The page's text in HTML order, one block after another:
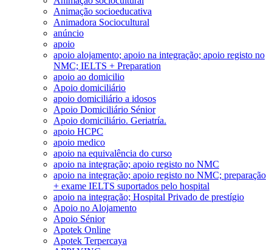
Animação socioeducativa
Animadora Sociocultural
anúncio
apoio
apoio alojamento; apoio na integração; apoio registo no
NMC; IELTS + Preparation
apoio ao domicilio
Apoio domiciliário
apoio domiciliário a idosos
Apoio Domiciliário Sénior
Apoio domiciliário. Geriatría.
apoio HCPC
apoio medico
apoio na equivalência do curso
apoio na integração; apoio registo no NMC
apoio na integração; apoio registo no NMC; preparação
+ exame IELTS suportados pelo hospital
apoio na integração; Hospital Privado de prestígio
Apoio no Alojamento
Apoio Sénior
Apotek Online
Apotek Terpercaya